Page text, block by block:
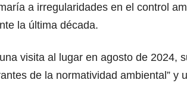
a irregularidades en el control
la última década.
visita al lugar en agosto de 2024,
de la normatividad ambiental” y